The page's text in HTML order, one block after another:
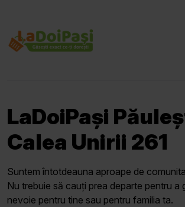
LaDoiPași
Calea Unirii 261
Suntem întotdeauna aproape de
Nu trebuie să cauți prea departe pentru a
nevoie pentru tine sau pentru familia ta.